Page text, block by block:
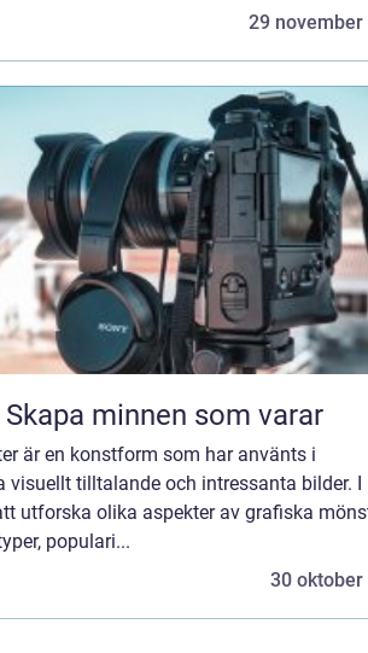
29 november
minnen som varar
är en konstform som har använts i
visuellt tilltalande och intressanta bilder. I
utforska olika aspekter av grafiska
populari...
30 oktober